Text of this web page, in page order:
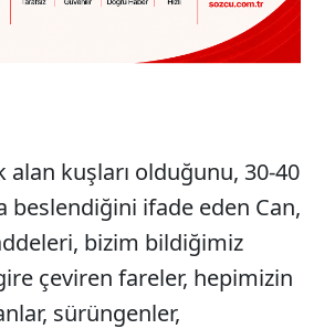
alan kuşları olduğunu, 30-40
beslendiğini ifade eden Can,
bizim bildiğimiz
çeviren fareler, hepimizin
sürüngenler,